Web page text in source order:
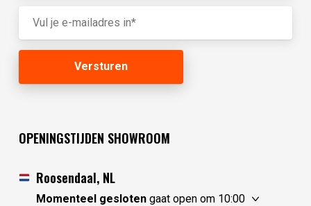
OPENINGSTIJDEN SHOWROOM
Roosendaal, NL
Momenteel geslotengaat open om 10:00